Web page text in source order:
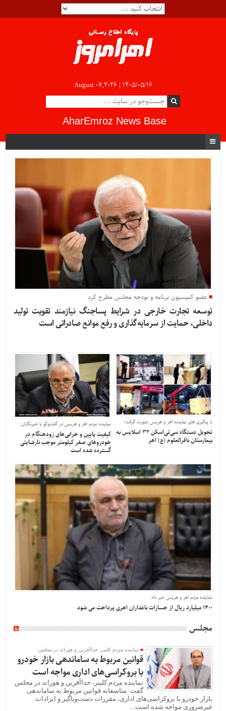
August 07,2026 | ۱۴۰۵/۰۵/۱۶
AharEmroz News Base
عضو کمیسیون برنامه و بودجه مجلس مطرح کرد
توسعه تجارت خارجی در شرایط پساجنگ نیازمند تقویت تولید
داخلی، حمایت از سرمایه‌گذاری و رفع موانع صادراتی است
با پیگیری های نماینده اهر و هریس صورت گرفت؛
تحویل دستگاه سی‌تی‌اسکن ۳۲ اسلایس به
بیمارستان باقرالعلوم (ع) اهر
نماینده مردم اهر و هریس در گفت‌و‌گو با خبرنگاران:
کیفیت پایین و خرابی‌های زودهنگام در
خودرو‌های صفر کیلومتر موجب نارضایتی
گسترده شده است
نماینده مردم اهر و هریس خبر داد
1400 میلیارد ریال از خسارات باغداران اهری پرداخت می شود
مجلس
نماینده مردم کلیبر، خداآفرین و هوراند در مجلس:
قوانین مربوط به ساماندهی بازار خودرو
با بروکراسی‌های اداری مواجه است
نماینده مردم کلیبر، خداآفرین و هوراند در مجلس
گفت: متاسفانه قوانین مربوط به ساماندهی
بازار خودرو با بروکراسی‌های اداری، مقررات دست‌وپاگیر و ایرادات
غیرضروری مواجه شده است....